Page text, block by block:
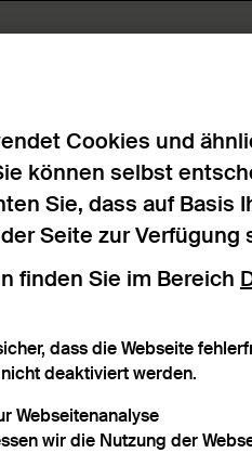
Bezug
Cookies und
können selbst
Sie, dass auf
Seite zur Verfügung
finden Sie im Bereich
dass die Webseite
deaktiviert werden.
Webseitenanalyse
wir die Nutzung der